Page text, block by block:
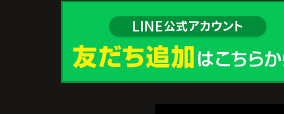
「子育てにも便利で、とても住みやすそうです
ね。」
住み替え後は掃除の時間も短くなり、夫婦で外
これからの暮らしを前向きに考えられるように